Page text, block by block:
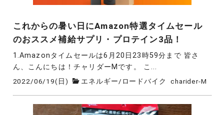
これからの暑い日にAmazon特選タイムセール
のおススメ補給サプリ・プロテイン3品！
1.Amazonタイムセールは6月20日23時59分まで 皆さ
ん、こんにちは！チャリダーMです。 こ...
2022/06/19(日) エネルギー/ ロードバイク charider-M